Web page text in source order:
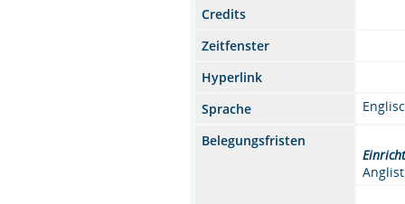
Credits
Zeitfenster
Hyperlink
Sprache
Belegungsfristen